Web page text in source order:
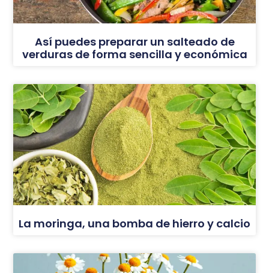
Así puedes preparar un salteado de
verduras de forma sencilla y económica
La moringa, una bomba de hierro y calcio